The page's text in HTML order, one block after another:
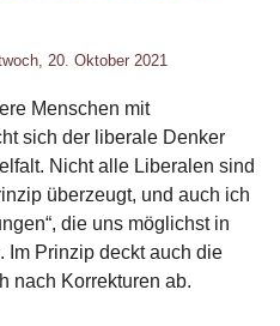
20. Oktober 2021
Menschen mit
sich der liberale Denker
Nicht alle Liberalen sind
überzeugt, und auch ich
die uns möglichst in
Im Prinzip deckt auch die
nach Korrekturen ab.